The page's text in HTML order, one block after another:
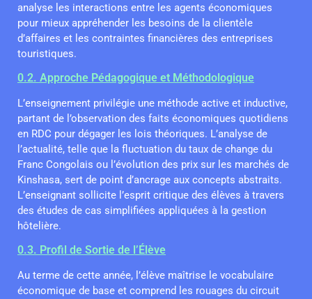
analyse les interactions entre les agents économiques
pour mieux appréhender les besoins de la clientèle
d’affaires et les contraintes financières des entreprises
touristiques.
0.2. Approche Pédagogique et Méthodologique
L’enseignement privilégie une méthode active et inductive,
partant de l’observation des faits économiques quotidiens
en RDC pour dégager les lois théoriques. L’analyse de
l’actualité, telle que la fluctuation du taux de change du
Franc Congolais ou l’évolution des prix sur les marchés de
Kinshasa, sert de point d’ancrage aux concepts abstraits.
L’enseignant sollicite l’esprit critique des élèves à travers
des études de cas simplifiées appliquées à la gestion
hôtelière.
0.3. Profil de Sortie de l’Élève
Au terme de cette année, l’élève maîtrise le vocabulaire
économique de base et comprend les rouages du circuit